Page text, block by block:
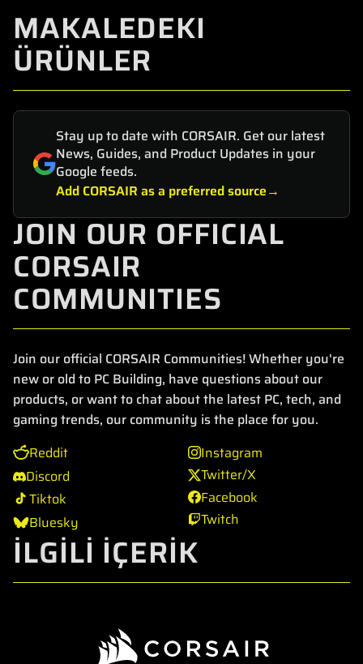
MAKALEDEKI
ÜRÜNLER
Stay up to date with CORSAIR. Get our latest
News, Guides, and Product Updates in your
Google feeds.
Add CORSAIR as a preferred source
JOIN OUR OFFICIAL
CORSAIR
COMMUNITIES
Join our official CORSAIR Communities! Whether you're
new or old to PC Building, have questions about our
products, or want to chat about the latest PC, tech, and
gaming trends, our community is the place for you.
Reddit
Discord
Tiktok
Bluesky
Instagram
Twitter/X
Facebook
Twitch
İLGİLİ İÇERİK